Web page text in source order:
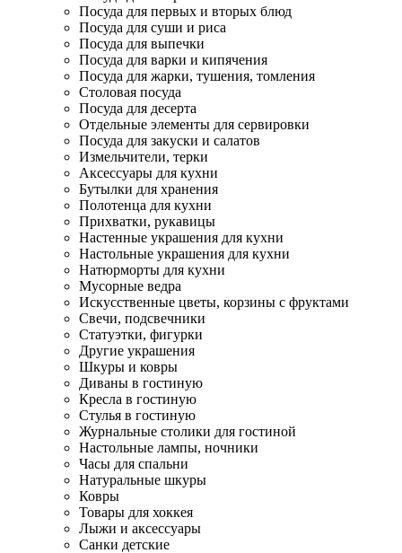
Посуда для первых и вторых блюд
Посуда для суши и риса
Посуда для выпечки
Посуда для варки и кипячения
Посуда для жарки, тушения, томления
Столовая посуда
Посуда для десерта
Отдельные элементы для сервировки
Посуда для закуски и салатов
Измельчители, терки
Аксессуары для кухни
Бутылки для хранения
Полотенца для кухни
Прихватки, рукавицы
Настенные украшения для кухни
Настольные украшения для кухни
Натюрморты для кухни
Мусорные ведра
Искусственные цветы, корзины с фруктами
Свечи, подсвечники
Статуэтки, фигурки
Другие украшения
Шкуры и ковры
Диваны в гостиную
Кресла в гостиную
Стулья в гостиную
Журнальные столики для гостиной
Настольные лампы, ночники
Часы для спальни
Натуральные шкуры
Ковры
Товары для хоккея
Лыжи и аксессуары
Санки детские